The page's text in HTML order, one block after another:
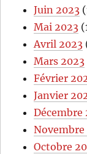
Juin 2023
Mai 2023
Avril 2023
Mars 2023
Février
Janvier
Décembre
Novembre
Octobre